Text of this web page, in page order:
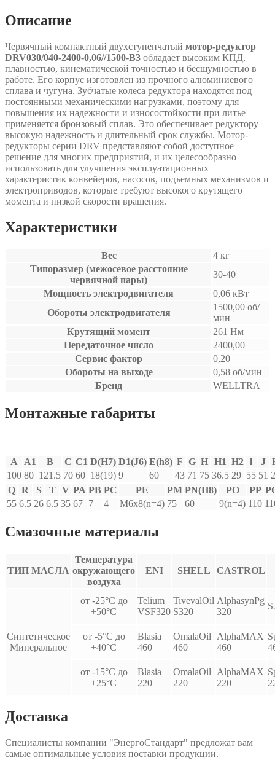
Описание
Червячный компактный двухступенчатый мотор-редуктор
DRV030/040-2400-0,06//1500-В3 обладает высоким КПД,
плавностью, кинематической точностью и бесшумностью в
работе. Его корпус изготовлен из прочного алюминиевого
сплава и чугуна. Зубчатые колеса редуктора находятся под
постоянными механическими нагрузками, поэтому для
повышения их надежности и износостойкости при литье
применяется бронзовый сплав. Это обеспечивает редуктору
высокую надежность и длительный срок службы. Мотор-
редукторы серии DRV представляют собой доступное
решение для многих предприятий, и их целесообразно
использовать для улучшения эксплуатационных
характеристик конвейеров, насосов, подъемных механизмов и
электроприводов, которые требуют высокого крутящего
момента и низкой скорости вращения.
Характеристики
Вес
4 кг
Типоразмер (межосевое расстояние
червячной пары)
30-40
Мощность электродвигателя
0,06 кВт
Обороты электродвигателя
1500,00 об/
мин
Крутящий момент
261 Нм
Передаточное число
2400,00
Сервис фактор
0,20
Обороты на выходе
0,58 об/мин
Бренд
WELLTRA
Монтажные габариты
A A1 В С C1 D(H7) D1(J6) E(h8) F G H H1 H2 l J
100 80 121.5 70 60 18(19) 9 60 43 71 75 36.5 29 55 51
Q R S T V PA PB PC PE PM PN(H8) PO PP
55 6.5 26 6.5 35 67 7 4 M6x8(n=4) 75 60 9(n=4) 110
Смазочные материалы
ТИП МАСЛА
Температура
окружающего
воздуха
ENI SHELL CASTROL
Синтетическое
Минеральное
от -25°С до
+50°С
Telium
VSF320
TivevalOil
S320
AlphasynPg
320
от -5°С до
+40°С
Blasia
460
OmalaOil
460
AlphaMAX
460
от -15°С до
+25°С
Blasia
220
OmalaOil
220
AlphaMAX
220
Доставка
Специалисты компании "ЭнергоСтандарт" предложат вам
самые оптимальные условия поставки продукции.